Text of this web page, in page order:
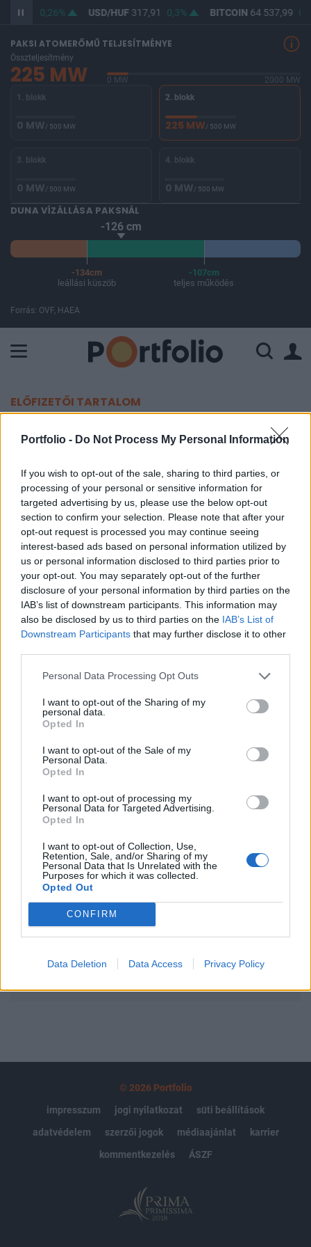
Portfolio - Do Not Process My Personal Information
If you wish to opt-out of the sale, sharing to third parties, or
processing of your personal or sensitive information for
targeted advertising by us, please use the below opt-out
section to confirm your selection. Please note that after your
opt-out request is processed you may continue seeing
interest-based ads based on personal information utilized by
us or personal information disclosed to third parties prior to
your opt-out. You may separately opt-out of the further
disclosure of your personal information by third parties on the
IAB’s list of downstream participants. This information may
also be disclosed by us to third parties on the IAB’s List of
Downstream Participants that may further disclose it to other
Personal Data Processing Opt Outs
I want to opt-out of the Sharing of my
personal data.
Opted In
I want to opt-out of the Sale of my
Personal Data.
Opted In
I want to opt-out of processing my
Personal Data for Targeted Advertising.
Opted In
I want to opt-out of Collection, Use,
Retention, Sale, and/or Sharing of my
Personal Data that Is Unrelated with the
Purposes for which it was collected.
Opted Out
CONFIRM
Data Deletion Data Access Privacy Policy
366,37 0,26% USD/HUF317,91 0,3% BITCOIN 64 537,99
PAKSI ATOMERŐMŰ TELJESÍTMÉNYE
Összteljesítmény
225 MW 0 MW
2000 MW
1. blokk
0 MW/ 500 MW
2. blokk
225 MW/ 500 MW
3. blokk
0 MW/ 500 MW
4. blokk
0 MW/ 500 MW
DUNA VÍZÁLLÁSA PAKSNÁL
-126 cm
-134cm
leállási küszöb
-107cm
teljes működés
Forrás: OVF, HAEA
ELŐFIZETŐI TARTALOM
Megakötés az AH-ban - tovább
Portfolio
2004. október 29. 10:23
Mérsékelt emelkedést mutat a mai nap folyamán
a BUX. Az irányadó index 0.2%-kal 13,107 ponton
áll a kora délelőtti órákban.
A 2.3 milliárd forintos forgalom men nevezhető
alacsonynak, azonban 780 millió forintot ebből egyetlen
AH kötés ad, amelyet 3,900 forinton kötöttek. Az OTP
forinton forog. BUXReal-time árfolyamInformációs
panelAdatletöltés
KEDVES OLVASÓNK!
A keresett cikk a portfolio.hu hírarchívumához
tartozik, melynek olvasása előfizetéses
regisztrációhoz kötött.
Az előfizetés a következőket tartalmazza:
Portfolio.hu teljes cikkarchívum
Kötéslisták: BÉT elmúlt 2 év napon belüli
kötéslistái
Előfizetés
© 2026 Portfolio
impresszum
jogi nyilatkozat
süti beállítások
adatvédelem
szerzői jogok médiaajánlat
karrier
kommentkezelés
ÁSZF